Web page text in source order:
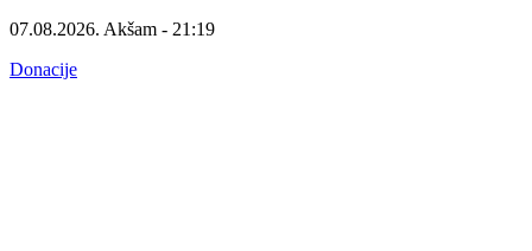
07.08.2026. Akšam - 21:19
Donacije